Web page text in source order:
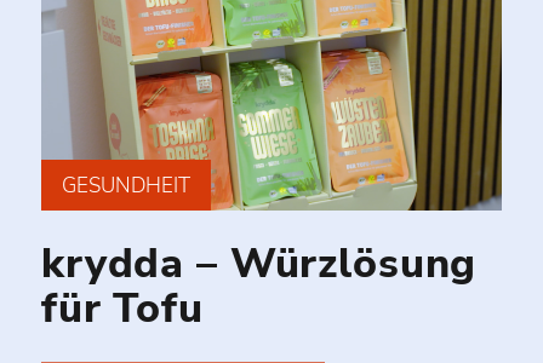
GESUNDHEIT
krydda – Würzlösung
für Tofu